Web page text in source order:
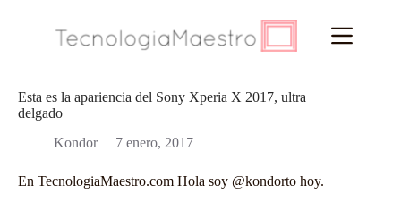
Esta es la apariencia del Sony Xperia X 2017, ultra
delgado
Kondor
7 enero, 2017
En TecnologiaMaestro.com Hola soy @kondorto hoy.